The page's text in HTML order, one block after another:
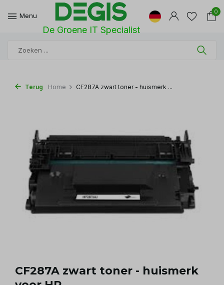
Menu
De Groene IT Specialist
0
Terug Home CF287A zwart toner - huismerk ...
CF287A zwart toner - huismerk